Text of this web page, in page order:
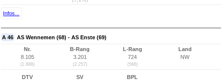
Infos...
A 46 AS Wennemen (68) - AS Enste (69)
Nr.
8.105
(1.688)
B-Rang
3.201
(2.257)
L-Rang
724
(566)
Land
NW
DTV
SV
BPL